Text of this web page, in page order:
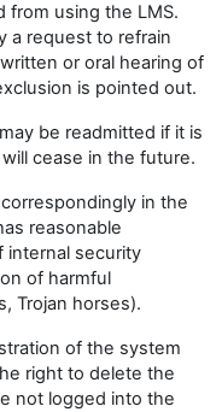
from using the LMS.
a request to refrain
or oral hearing of
is pointed out.
be readmitted if it is
cease in the future.
in the
reasonable
internal security
of harmful
Trojan horses).
of the system
right to delete the
not logged into the